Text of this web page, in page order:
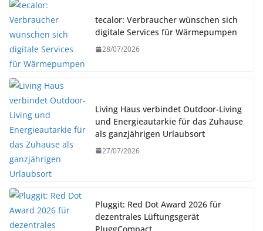
tecalor: Verbraucher wünschen sich
digitale Services für Wärmepumpen
28/07/2026
Living Haus verbindet Outdoor-Living
und Energieautarkie für das Zuhause
als ganzjährigen Urlaubsort
27/07/2026
Pluggit: Red Dot Award 2026 für
dezentrales Lüftungsgerät
PluggCompact